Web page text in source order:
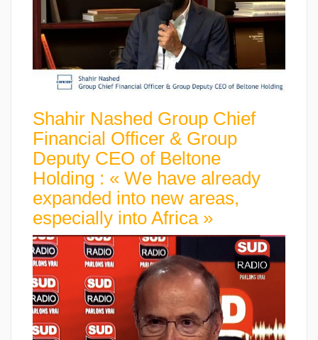
Shahir Nashed Group Chief
Financial Officer & Group
Deputy CEO of Beltone
Holding : « We have already
expanded into new areas,
especially into Africa »